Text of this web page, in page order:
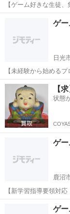
【ゲーム好きな生徒、集まれ！】 自分で作っ
験しよう。 ゲーム制作コースの内容 Scratchという初心者向けプログ
ラミング言語を使っ
ゲー
日光
【未経験から始めるプログラミング】
う...」そんなイメージを払拭します！ 当
の丁寧な指導 つまずきやすいポイントも詳しく解説 楽しいゲーム制
作...
栃木 日光市
【
状態
ゲー
鹿沼
【新学習指導要領対応！情報
必修化されました。
ゲー